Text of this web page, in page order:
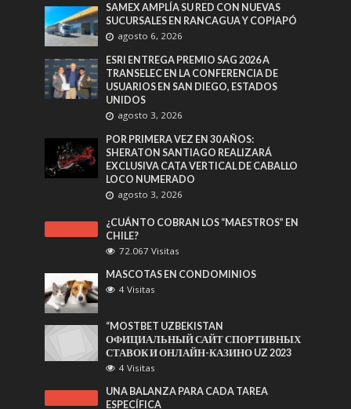
SAMEX AMPLÍA SU RED CON NUEVAS
SUCURSALES EN RANCAGUA Y COPIAPÓ
agosto 6, 2026
ESRI ENTREGA PREMIO SAG 2026 A
TRANSELEC EN LA CONFERENCIA DE
USUARIOS EN SAN DIEGO, ESTADOS
UNIDOS
agosto 3, 2026
POR PRIMERA VEZ EN 30 AÑOS:
SHERATON SANTIAGO REALIZARÁ
EXCLUSIVA CATA VERTICAL DE CABALLO
LOCO NUMERADO
agosto 3, 2026
¿CUÁNTO COBRAN LOS “MAESTROS” EN
CHILE?
72.067 Visitas
MASCOTAS EN CONDOMINIOS
4 Visitas
“MOSTBET UZBEKISTAN
ОФИЦИАЛЬНЫЙ САЙТ СПОРТИВНЫХ
СТАВОК И ОНЛАЙН-КАЗИНО UZ 2023
4 Visitas
UNA BALANZA PARA CADA TAREA
ESPECÍFICA